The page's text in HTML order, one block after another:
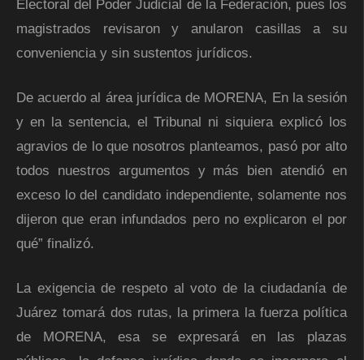
Electoral del Poder Judicial de la Federación, pues los
magistrados revisaron y anularon casillas a su
conveniencia y sin sustentos jurídicos.
De acuerdo al área jurídica de MORENA, En la sesión
y en la sentencia, el Tribunal ni siquiera explicó los
agravios de lo que nosotros planteamos, pasó por alto
todos nuestros argumentos y más bien atendió en
exceso lo del candidato independiente, solamente nos
dijeron que eran infundados pero no explicaron el por
qué” finalizó.
La exigencia de respeto al voto de la ciudadanía de
Juárez tomará dos rutas, la primera la fuerza política
de MORENA, esa se expresará en las plazas